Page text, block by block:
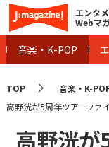
エンタ
Webマ
音楽・K-POP
TOP
音楽・K-
高野洸が5周年ツアーファ
高野洸が